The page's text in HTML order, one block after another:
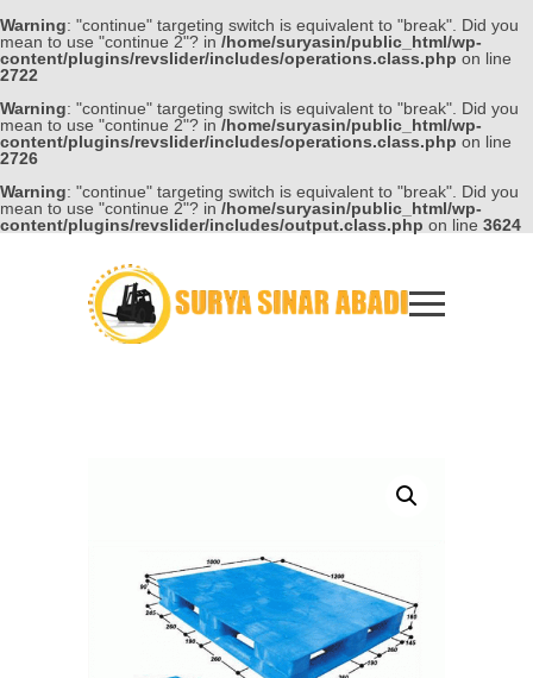
Warning: "continue" targeting switch is equivalent to "break". Did you
mean to use "continue 2"? in /home/suryasin/public_html/wp-
content/plugins/revslider/includes/operations.class.php on line
2722
Warning: "continue" targeting switch is equivalent to "break". Did you
mean to use "continue 2"? in /home/suryasin/public_html/wp-
content/plugins/revslider/includes/operations.class.php on line
2726
Warning: "continue" targeting switch is equivalent to "break". Did you
mean to use "continue 2"? in /home/suryasin/public_html/wp-
content/plugins/revslider/includes/output.class.php on line 3624